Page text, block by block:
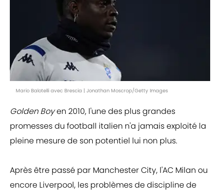
Mario Balotelli avec Brescia | Jonathan Moscrop/Getty Images
Golden Boyen 2010, l'une des plus grandes
promesses du football italien n'a jamais exploité la
pleine mesure de son potentiel lui non plus.
Après être passé par Manchester City, l'AC Milan ou
encore Liverpool, les problèmes de discipline de